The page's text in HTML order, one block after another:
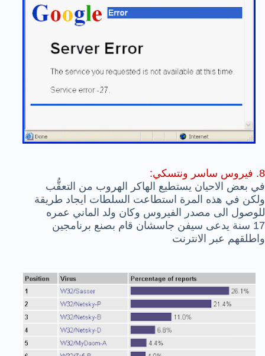
8. فيروس ساسر ونتسكي:
في بعض الاحيان يستطيع الهاكر الهروب من التعقُّب
ولكن في هذه المرة استطاعت السلطات ايجاد طريقة
للوصول الى مصدر الفيروس وكان ولد الماني عمره
17 سنة يدعى سيفن جاسشان قام بصنع برنامجين
واطلقهم عبر الانترنت